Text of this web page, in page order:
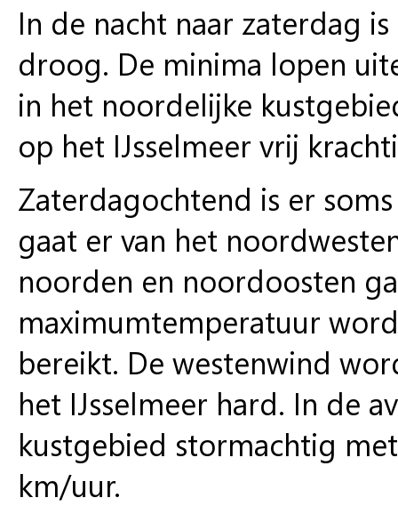
In de nacht naar zaterdag
droog. De minima lopen
in het noordelijke
op het IJsselmeer vrij
Zaterdagochtend is er
gaat er van het
noorden en noordoosten
maximumtemperatuur
bereikt. De westenwind
het IJsselmeer hard. In de
kustgebied stormachtig
km/uur.